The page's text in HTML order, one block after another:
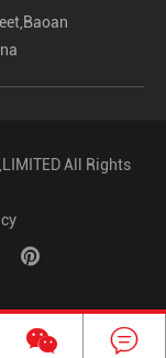
All Rights
 